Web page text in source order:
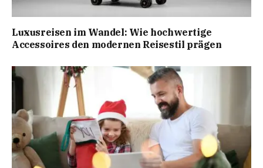
Luxusreisen im Wandel: Wie hochwertige
Accessoires den modernen Reisestil prägen